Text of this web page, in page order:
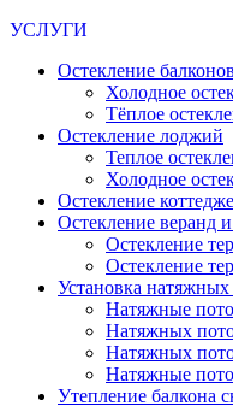
УСЛУГИ
Остекление балконов
Холодное
Тёплое
Остекление лоджий
Теплое
Холодное
Остекление
Остекление веранд и
Остекление
Остекление
Установка натяжных
Натяжные
Натяжных
Натяжных
Натяжные
Утепление балкона